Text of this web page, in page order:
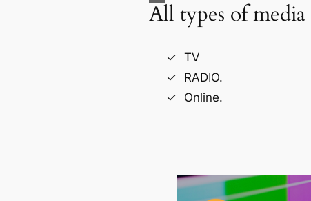
All types of media
TV
RADIO.
Online.